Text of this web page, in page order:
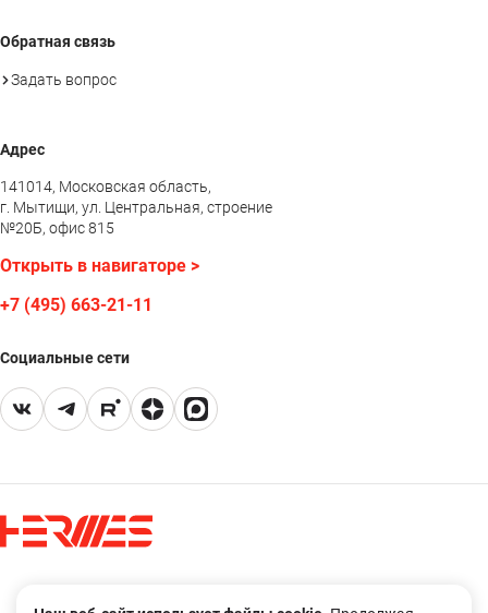
Обратная связь
Задать вопрос
Адрес
141014, Московская область,
г. Мытищи, ул. Центральная, строение
№20Б, офис 815
Открыть в навигаторе >
+7 (495) 663-21-11
Социальные сети